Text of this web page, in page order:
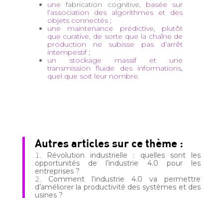
unefabrication cognitive, basée sur
l’association des algorithmes et des
objets connectés ;
une maintenance prédictive, plutôt
que curative, de sorte que la chaîne de
production ne subisse pas d’arrêt
intempestif ;
un stockage massif et une
transmission fluide des informations,
quel que soit leur nombre.
Autres articles sur ce thème :
Révolution industrielle : quelles sont les
opportunités de l’industrie 4.0 pour les
entreprises ?
Comment l’industrie 4.0 va permettre
d’améliorer la productivité des systèmes et des
usines ?